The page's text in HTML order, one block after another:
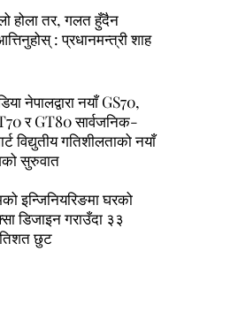
होला तर, गलत हुँदैन
: प्रधानमन्त्री शाह
नेपालद्वारा नयाँ GS70,
र GT80 सार्वजनिक-
विद्युतीय गतिशीलताको नयाँ
सुरुवात
इन्जिनियरिङमा घरको
डिजाइन गराउँदा ३३
छुट